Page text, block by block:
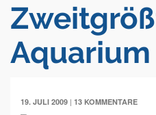
19. JULI 2009 | 13 KOMMENTARE